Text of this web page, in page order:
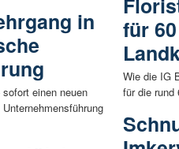
in
einen neuen
für
Wie die IG
für die